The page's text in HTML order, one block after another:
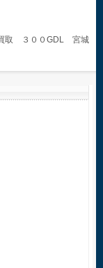
取 ３００GDL 宮城